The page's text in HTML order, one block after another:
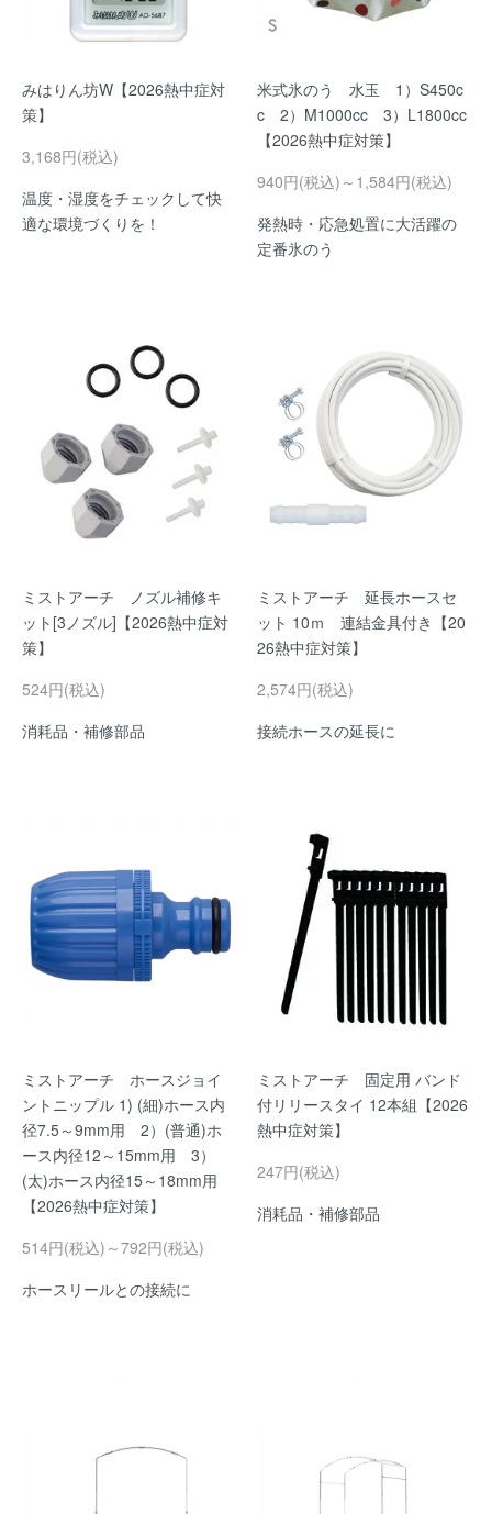
みはりん坊W【2026熱中症対
策】
3,168円(税込)
温度・湿度をチェックして快
適な環境づくりを！
米式氷のう 水玉 1）S450c
c 2）M1000cc 3）L1800cc
【2026熱中症対策】
940円(税込)～1,584円(税込)
発熱時・応急処置に大活躍の
定番氷のう
ミストアーチ ノズル補修キ
ット[3ノズル]【2026熱中症対
策】
524円(税込)
消耗品・補修部品
ミストアーチ 延長ホースセ
ット 10ｍ 連結金具付き【20
26熱中症対策】
2,574円(税込)
接続ホースの延長に
ミストアーチ ホースジョイ
ントニップル 1) (細)ホース内
径7.5～9mm用 2）(普通)ホ
ース内径12～15mm用 3）
(太)ホース内径15～18mm用
【2026熱中症対策】
514円(税込)～792円(税込)
ホースリールとの接続に
ミストアーチ 固定用 バンド
付リリースタイ 12本組【2026
熱中症対策】
247円(税込)
消耗品・補修部品